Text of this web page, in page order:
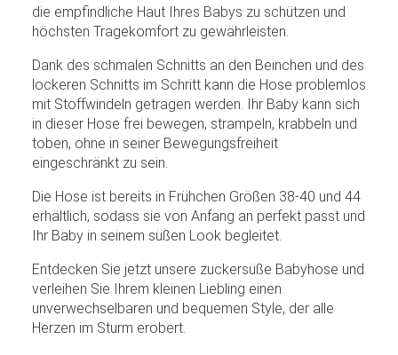
die empfindliche Haut Ihres Babys zu schützen und
höchsten Tragekomfort zu gewährleisten.
Dank des schmalen Schnitts an den Beinchen und des
lockeren Schnitts im Schritt kann die Hose problemlos
mit Stoffwindeln getragen werden. Ihr Baby kann sich
in dieser Hose frei bewegen, strampeln, krabbeln und
toben, ohne in seiner Bewegungsfreiheit
eingeschränkt zu sein.
Die Hose ist bereits in Frühchen Größen 38-40 und 44
erhältlich, sodass sie von Anfang an perfekt passt und
Ihr Baby in seinem süßen Look begleitet.
Entdecken Sie jetzt unsere zuckersüße Babyhose und
verleihen Sie Ihrem kleinen Liebling einen
unverwechselbaren und bequemen Style, der alle
Herzen im Sturm erobert.